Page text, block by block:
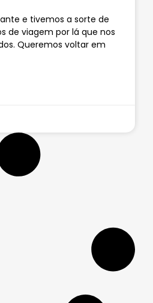
e tivemos a sorte de
de viagem por lá que nos
Queremos voltar em